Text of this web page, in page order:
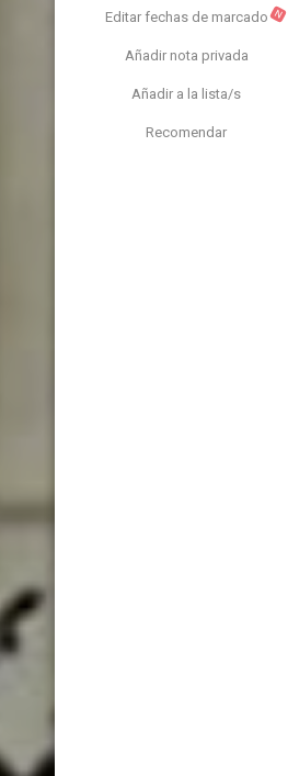
Editar fechas de marcado N
Añadir nota privada
Añadir a la lista/s
Recomendar